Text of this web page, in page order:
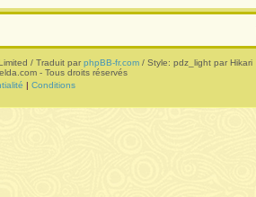
/ Traduit par phpBB-fr.com/ Style: pdz_light par Hikari
- Tous droits réservés
| Conditions